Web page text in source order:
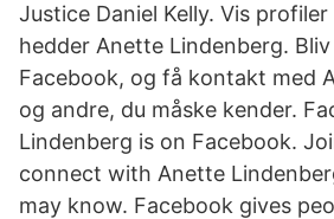
Justice Daniel Kelly. Vis
hedder Anette Lindenberg.
Facebook, og få kontakt med
og andre, du måske kender.
Lindenberg is on Facebook.
connect with Anette
may know. Facebook gives